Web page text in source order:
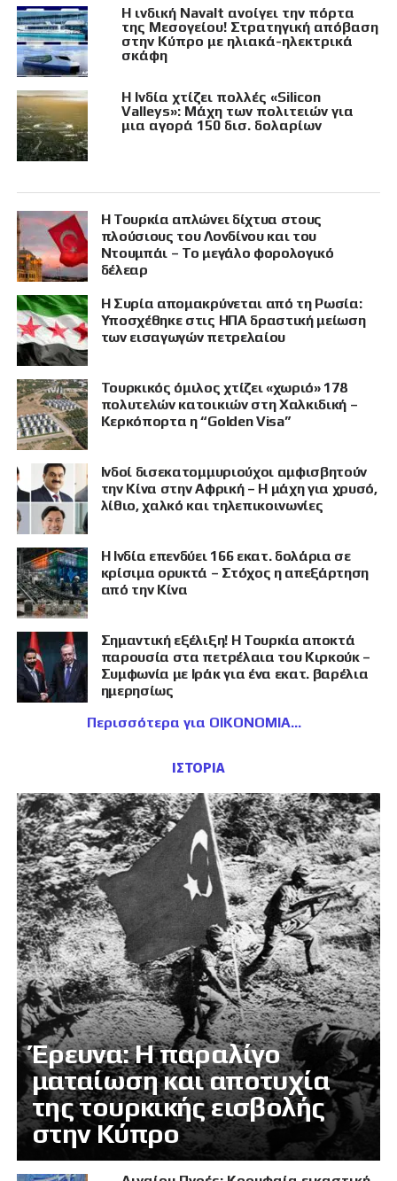
Η ινδική Navalt ανοίγει την πόρτα
της Μεσογείου! Στρατηγική απόβαση
στην Κύπρο με ηλιακά-ηλεκτρικά
σκάφη
Η Ινδία χτίζει πολλές «Silicon
Valleys»: Μάχη των πολιτειών για
μια αγορά 150 δισ. δολαρίων
Η Τουρκία απλώνει δίχτυα στους
πλούσιους του Λονδίνου και του
Ντουμπάι – Το μεγάλο φορολογικό
δέλεαρ
Η Συρία απομακρύνεται από τη Ρωσία:
Υποσχέθηκε στις ΗΠΑ δραστική μείωση
των εισαγωγών πετρελαίου
Τουρκικός όμιλος χτίζει «χωριό» 178
πολυτελών κατοικιών στη Χαλκιδική –
Κερκόπορτα η “Golden Visa”
Ινδοί δισεκατομμυριούχοι αμφισβητούν
την Κίνα στην Αφρική – Η μάχη για χρυσό,
λίθιο, χαλκό και τηλεπικοινωνίες
Η Ινδία επενδύει 166 εκατ. δολάρια σε
κρίσιμα ορυκτά – Στόχος η απεξάρτηση
από την Κίνα
Σημαντική εξέλιξη! Η Τουρκία αποκτά
παρουσία στα πετρέλαια του Κιρκούκ –
Συμφωνία με Ιράκ για ένα εκατ. βαρέλια
ημερησίως
Περισσότερα για ΟΙΚΟΝΟΜΙΑ
ΙΣΤΟΡΙΑ
Έρευνα: Η παραλίγο
ματαίωση και αποτυχία
της τουρκικής εισβολής
στην Κύπρο